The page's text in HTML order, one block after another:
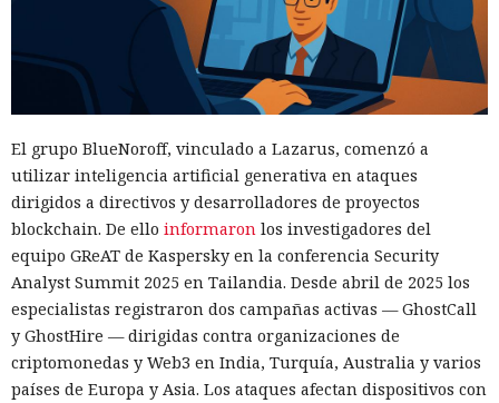
El grupo BlueNoroff, vinculado a Lazarus, comenzó a
utilizar inteligencia artificial generativa en ataques
dirigidos a directivos y desarrolladores de proyectos
blockchain. De ello informaron los investigadores del
equipo GReAT de Kaspersky en la conferencia Security
Analyst Summit 2025 en Tailandia. Desde abril de 2025 los
especialistas registraron dos campañas activas — GhostCall
y GhostHire — dirigidas contra organizaciones de
criptomonedas y Web3 en India, Turquía, Australia y varios
países de Europa y Asia. Los ataques afectan dispositivos con